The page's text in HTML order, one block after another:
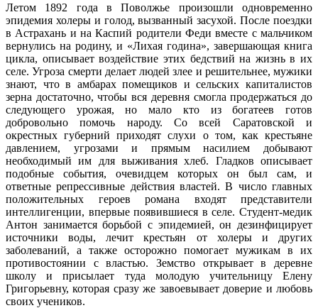
Летом 1892 года в Поволжье произошли одновременно
эпидемия холеры и голод, вызванный засухой. После поездки
в Астрахань и на Каспий родители Феди вместе с мальчиком
вернулись на родину, и «Лихая година», завершающая книга
цикла, описывает воздействие этих бедствий на жизнь в их
селе. Угроза смерти делает людей злее и решительнее, мужики
знают, что в амбарах помещиков и сельских капиталистов
зерна достаточно, чтобы вся деревня смогла продержаться до
следующего урожая, но мало кто из богатеев готов
добровольно помочь народу. Со всей Саратовской и
окрестных губерний приходят слухи о том, как крестьяне
давлением, угрозами и прямым насилием добывают
необходимый им для выживания хлеб. Гладков описывает
подобные события, очевидцем которых он был сам, и
ответные репрессивные действия властей. В число главных
положительных героев романа входят представители
интеллигенции, впервые появившиеся в селе. Студент-медик
Антон занимается борьбой с эпидемией, он дезинфицирует
источники воды, лечит крестьян от холеры и других
заболеваний, а также осторожно помогает мужикам в их
противостоянии с властью. Земство открывает в деревне
школу и присылает туда молодую учительницу Елену
Григорьевну, которая сразу же завоевывает доверие и любовь
своих учеников.